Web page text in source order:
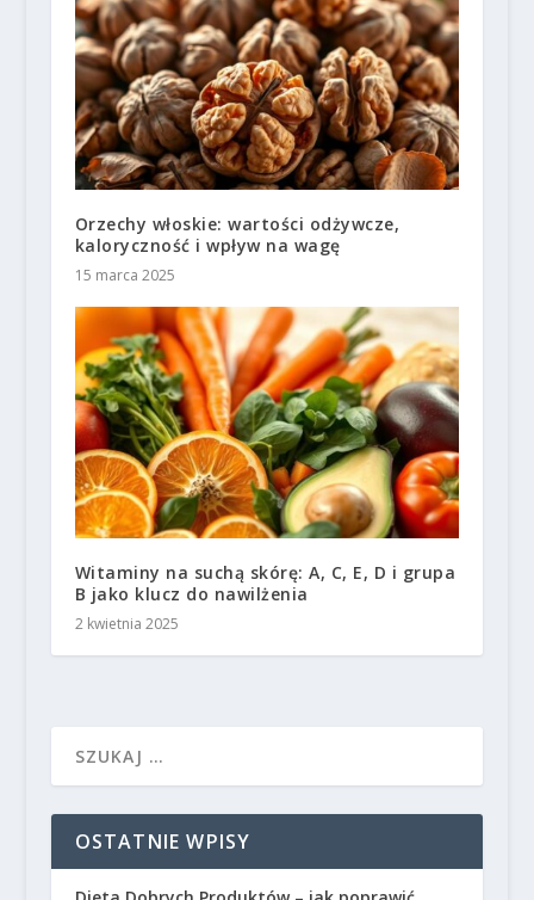
Orzechy włoskie: wartości odżywcze,
kaloryczność i wpływ na wagę
15 marca 2025
Witaminy na suchą skórę: A, C, E, D i grupa
B jako klucz do nawilżenia
2 kwietnia 2025
OSTATNIE WPISY